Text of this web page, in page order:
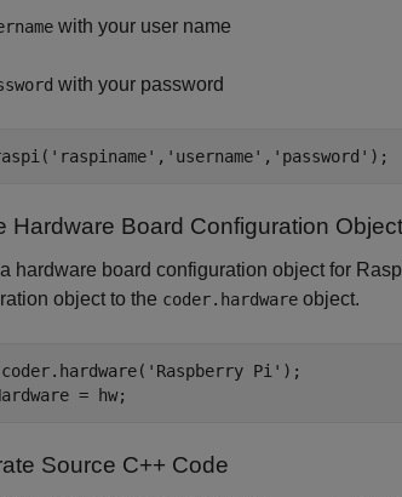
with your user name
with your password
'raspiname' , 'username' , 'password' );
Hardware Board Configuration Object
hardware board configuration object for
object to the coder.hardware object.
'Raspberry Pi' );
= hw;
Source C++ Code